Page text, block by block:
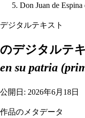
Don Juan de Espina
デジタルテキスト
のデジタルテ
en su patria
公開日: 2026年6月18日
作品のメタデータ